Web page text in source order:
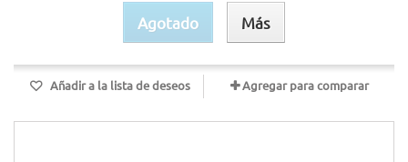
Agotado Más
Añadir a la lista de deseos Agregar para comparar